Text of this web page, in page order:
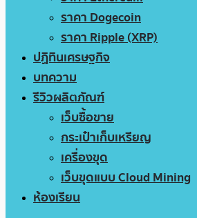
ราคา Dogecoin
ราคา Ripple (XRP)
ปฏิทินเศรษฐกิจ
บทความ
รีวิวผลิตภัณฑ์
เว็บซื้อขาย
กระเป๋าเก็บเหรียญ
เครื่องขุด
เว็บขุดแบบ Cloud Mining
ห้องเรียน